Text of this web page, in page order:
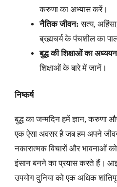
करुणा का अभ्यास करें।
नैतिक जीवन: सत्य,
ब्रह्मचर्य के पंचशील का
बुद्ध की शिक्षाओं का
शिक्षाओं के बारे में जानें।
निष्कर्ष
बुद्ध का जन्मदिन हमें ज्ञान, करुणा
एक ऐसा अवसर है जब हम अपने
नकारात्मक विचारों और भावनाओं
इंसान बनने का प्रयास करते हैं।
उपयोग दुनिया को एक अधिक